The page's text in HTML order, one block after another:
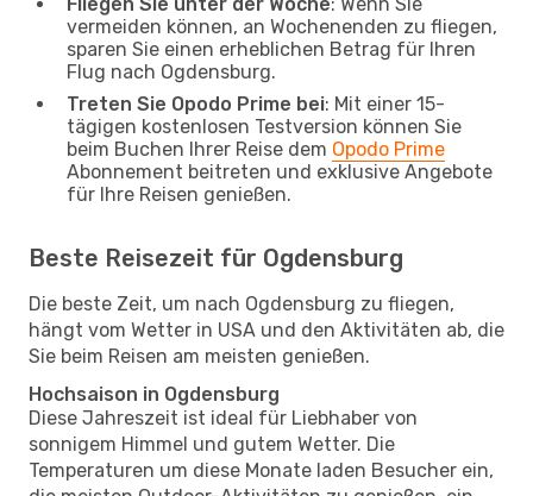
vermeiden können, an Wochenenden zu fliegen,
sparen Sie einen erheblichen Betrag für Ihren
Flug nach Ogdensburg.
Treten Sie Opodo Prime bei: Mit einer 15-
tägigen kostenlosen Testversion können Sie
beim Buchen Ihrer Reise dem Opodo Prime
Abonnement beitreten und exklusive Angebote
für Ihre Reisen genießen.
Beste Reisezeit für Ogdensburg
Die beste Zeit, um nach Ogdensburg zu fliegen,
hängt vom Wetter in USA und den Aktivitäten ab, die
Sie beim Reisen am meisten genießen.
Hochsaison in Ogdensburg
Diese Jahreszeit ist ideal für Liebhaber von
sonnigem Himmel und gutem Wetter. Die
Temperaturen um diese Monate laden Besucher ein,